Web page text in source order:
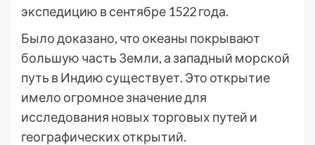
экспедицию в сентябре 1522 года.
Было доказано, что океаны покрывают
большую часть Земли, а западный морской
путь в Индию существует. Это открытие
имело огромное значение для
исследования новых торговых путей и
географических открытий.